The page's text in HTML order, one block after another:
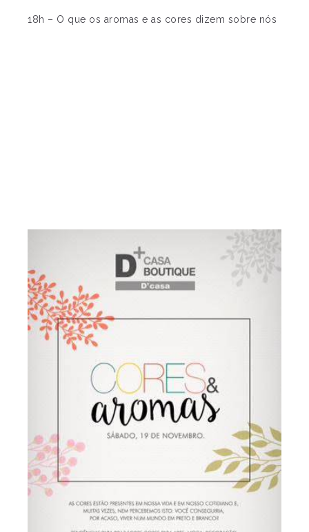
18h – O que os aromas e as cores dizem sobre nós